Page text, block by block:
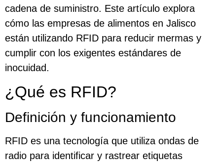
cadena de suministro. Este artículo explora
cómo las empresas de alimentos en Jalisco
están utilizando RFID para reducir mermas y
cumplir con los exigentes estándares de
inocuidad.
¿Qué es RFID?
Definición y funcionamiento
RFID es una tecnología que utiliza ondas de
radio para identificar y rastrear etiquetas